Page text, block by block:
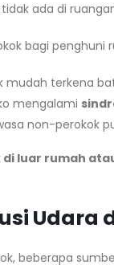
ada di
bagi penghuni
mudah terkena
mengalami
non-perokok
di luar rumah
Udara
beberapa